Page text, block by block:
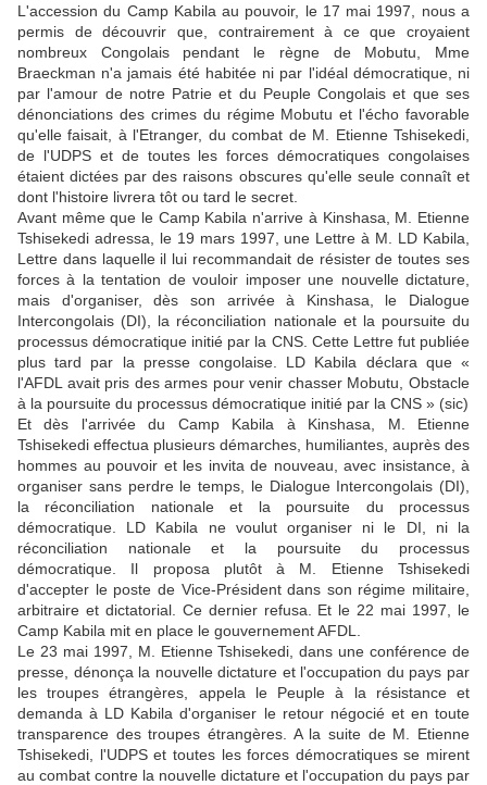
L'accession du Camp Kabila au pouvoir, le 17 mai 1997, nous a
permis de découvrir que, contrairement à ce que croyaient
nombreux Congolais pendant le règne de Mobutu, Mme
Braeckman n'a jamais été habitée ni par l'idéal démocratique, ni
par l'amour de notre Patrie et du Peuple Congolais et que ses
dénonciations des crimes du régime Mobutu et l'écho favorable
qu'elle faisait, à l'Etranger, du combat de M. Etienne Tshisekedi,
de l'UDPS et de toutes les forces démocratiques congolaises
étaient dictées par des raisons obscures qu'elle seule connaît et
dont l'histoire livrera tôt ou tard le secret.
Avant même que le Camp Kabila n'arrive à Kinshasa, M. Etienne
Tshisekedi adressa, le 19 mars 1997, une Lettre à M. LD Kabila,
Lettre dans laquelle il lui recommandait de résister de toutes ses
forces à la tentation de vouloir imposer une nouvelle dictature,
mais d'organiser, dès son arrivée à Kinshasa, le Dialogue
Intercongolais (DI), la réconciliation nationale et la poursuite du
processus démocratique initié par la CNS. Cette Lettre fut publiée
plus tard par la presse congolaise. LD Kabila déclara que «
l'AFDL avait pris des armes pour venir chasser Mobutu, Obstacle
à la poursuite du processus démocratique initié par la CNS » (sic)
Et dès l'arrivée du Camp Kabila à Kinshasa, M. Etienne
Tshisekedi effectua plusieurs démarches, humiliantes, auprès des
hommes au pouvoir et les invita de nouveau, avec insistance, à
organiser sans perdre le temps, le Dialogue Intercongolais (DI),
la réconciliation nationale et la poursuite du processus
démocratique. LD Kabila ne voulut organiser ni le DI, ni la
réconciliation nationale et la poursuite du processus
démocratique. Il proposa plutôt à M. Etienne Tshisekedi
d'accepter le poste de Vice-Président dans son régime militaire,
arbitraire et dictatorial. Ce dernier refusa. Et le 22 mai 1997, le
Camp Kabila mit en place le gouvernement AFDL.
Le 23 mai 1997, M. Etienne Tshisekedi, dans une conférence de
presse, dénonça la nouvelle dictature et l'occupation du pays par
les troupes étrangères, appela le Peuple à la résistance et
demanda à LD Kabila d'organiser le retour négocié et en toute
transparence des troupes étrangères. A la suite de M. Etienne
Tshisekedi, l'UDPS et toutes les forces démocratiques se mirent
au combat contre la nouvelle dictature et l'occupation du pays par